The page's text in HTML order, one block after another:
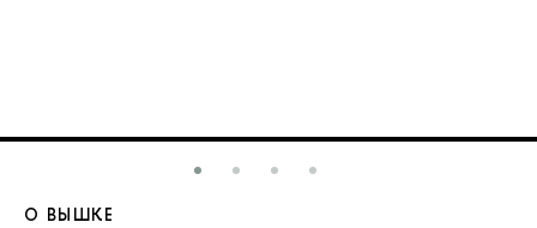
О ВЫШКЕ